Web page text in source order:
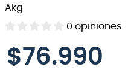
Akg
0 opiniones
$76.990
6
8 .
micrófono